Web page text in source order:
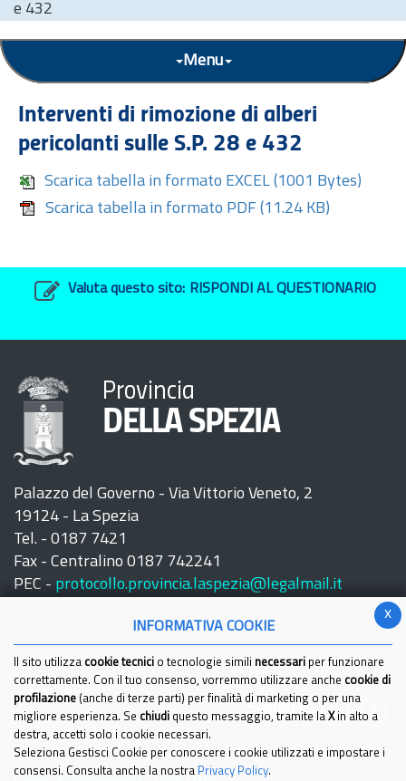
e 432
Menu
Interventi di rimozione di alberi
pericolanti sulle S.P. 28 e 432
Scarica tabella in formato EXCEL (1001 Bytes)
Scarica tabella in formato PDF (11.24 KB)
Valuta questo sito: RISPONDI AL QUESTIONARIO
Provincia
DELLA SPEZIA
Palazzo del Governo - Via Vittorio Veneto, 2
19124 - La Spezia
Tel. - 0187 7421
Fax - Centralino 0187 742241
PEC - protocollo.provincia.laspezia@legalmail.it
Seguici su:
x
INFORMATIVA COOKIE
Il sito utilizza cookie tecnici o tecnologie simili necessari per funzionare
correttamente. Con il tuo consenso, vorremmo utilizzare anche cookie di
profilazione (anche di terze parti) per finalità di marketing o per una
migliore esperienza. Se chiudi questo messaggio, tramite la Xin alto a
destra, accetti solo i cookie necessari.
Seleziona Gestisci Cookie per conoscere i cookie utilizzati e impostare i
consensi. Consulta anche la nostra Privacy Policy.